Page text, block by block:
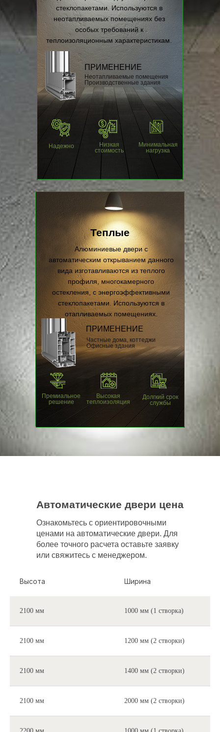
Теплые
стеклопакетами. Используются в
неотапливаемых помещениях без
особых требований к
теплоизоляционным характеристикам.
ПРИМЕНЕНИЕ
Неотапливаемые помещения
Производственные здания
Надежно
Низкая
стоимость
Минимальная
нагрузка
Алюминиевые двери с
автоматическим открыванием данного
вида изготавливаются из теплого
профиля, многокамерного
остекления, с энергоэффективными
стеклопакетами. Используются в
отапливаемых помещениях.
ПРИМЕНЕНИЕ
Частные дома, коттеджи
Офисные здания
Премиальное
решение
Высокая
теплоизоляция
Долгкий срок
службы
Автоматические двери цена
Ознакомьтесь с ориентировочными
ценами на автоматические двери. Для
более точного расчета оставьте заявку
или свяжитесь с менеджером.
Высота Ширина
2100 мм 1000 мм (1 створка)
2100 мм 1200 мм (2 створки)
2100 мм 1400 мм (2 створки)
2100 мм 2000 мм (2 створки)
Подберём
автоматические
двери под ваш
бюджет
Расскажите о своем
помещении, а также ваши
пожелания и мы подберем вам
автоматические двери и
сориентируем по стоимости
обработку персональных данных и соглашаюсь
с условиями политики конфиденциальности
Я согласен на получение информации от vo-
zavod.ru в виде sms, email рассылки
Отправить заявку